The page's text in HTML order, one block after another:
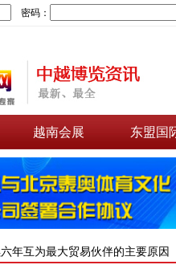
密码：
越南会展 东盟国
年互为最大贸易伙伴的主要原因